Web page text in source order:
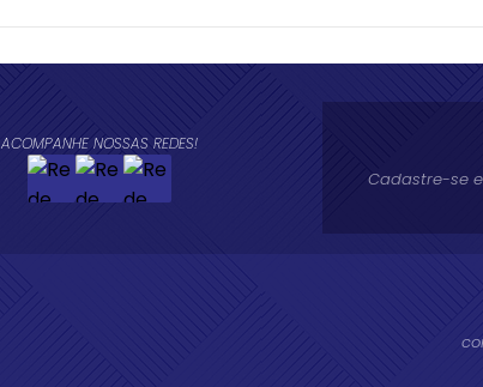
ACOMPANHE NOSSAS REDES!
Cadastre-se